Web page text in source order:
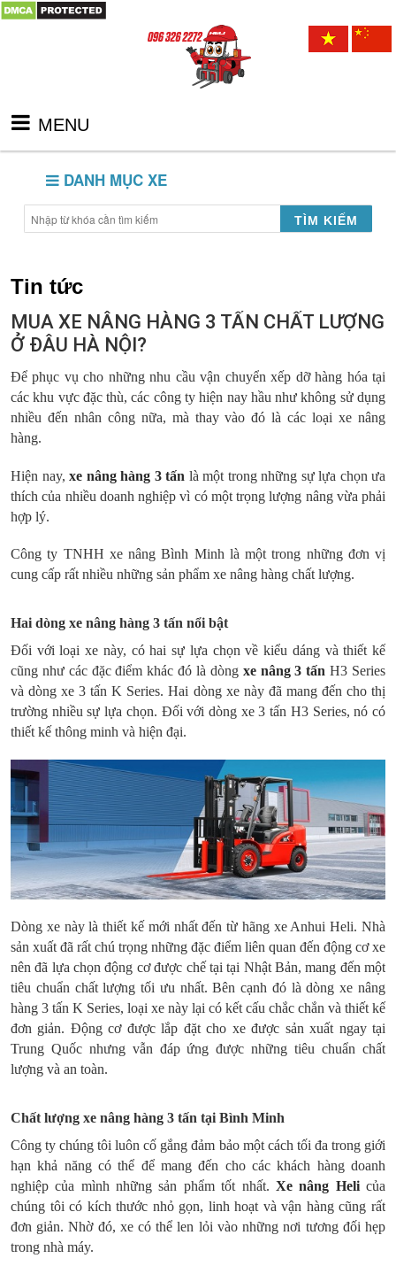
MENU
DANH MỤC XE
TÌM KIẾM
Tin tức
MUA XE NÂNG HÀNG 3 TẤN CHẤT LƯỢNG
Ở ĐÂU HÀ NỘI?
Để phục vụ cho những nhu cầu vận chuyển xếp dỡ hàng hóa tại
các khu vực đặc thù, các công ty hiện nay hầu như không sử dụng
nhiều đến nhân công nữa, mà thay vào đó là các loại xe nâng
hàng.
Hiện nay, xe nâng hàng 3 tấn là một trong những sự lựa chọn ưa
thích của nhiều doanh nghiệp vì có một trọng lượng nâng vừa phải
hợp lý.
Công ty TNHH xe nâng Bình Minh là một trong những đơn vị
cung cấp rất nhiều những sản phẩm xe nâng hàng chất lượng.
Hai dòng xe nâng hàng 3 tấn nổi bật
Đối với loại xe này, có hai sự lựa chọn về kiểu dáng và thiết kế
cũng như các đặc điểm khác đó là dòng xe nâng 3 tấn H3 Series
và dòng xe 3 tấn K Series. Hai dòng xe này đã mang đến cho thị
trường nhiều sự lựa chọn. Đối với dòng xe 3 tấn H3 Series, nó có
thiết kế thông minh và hiện đại.
Dòng xe này là thiết kế mới nhất đến từ hãng xe Anhui Heli. Nhà
sản xuất đã rất chú trọng những đặc điểm liên quan đến động cơ xe
nên đã lựa chọn động cơ được chế tại tại Nhật Bản, mang đến một
tiêu chuẩn chất lượng tối ưu nhất. Bên cạnh đó là dòng xe nâng
hàng 3 tấn K Series, loại xe này lại có kết cấu chắc chắn và thiết kế
đơn giản. Động cơ được lắp đặt cho xe được sản xuất ngay tại
Trung Quốc nhưng vẫn đáp ứng được những tiêu chuẩn chất
lượng và an toàn.
Chất lượng xe nâng hàng 3 tấn tại Bình Minh
Công ty chúng tôi luôn cố gắng đảm bảo một cách tối đa trong giới
hạn khả năng có thể để mang đến cho các khách hàng doanh
nghiệp của mình những sản phẩm tốt nhất. Xe nâng Helicủa
chúng tôi có kích thước nhỏ gọn, linh hoạt và vận hàng cũng rất
đơn giản. Nhờ đó, xe có thể len lỏi vào những nơi tương đối hẹp
trong nhà máy.